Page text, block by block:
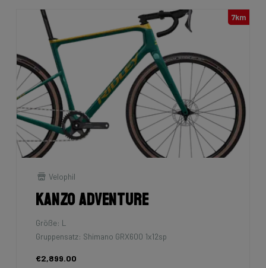
7km
Velophil
Kanzo Adventure
Größe: L
Gruppensatz: Shimano GRX600 1x12sp
€2,899.00